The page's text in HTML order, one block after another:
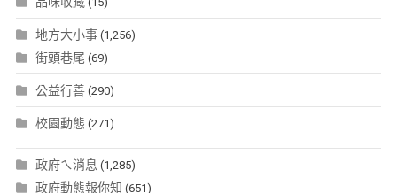
地方大小事(1,256)
街頭巷尾 (69)
公益行善(290)
校園動態 (271)
政府ㄟ消息 (1,285)
政府動態報你知 (651)